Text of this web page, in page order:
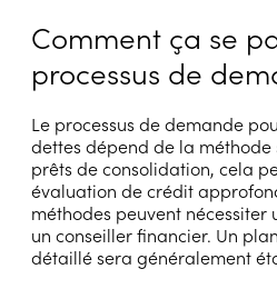
Comment ça se
processus de
Le processus de demande
dettes dépend de la méthode
prêts de consolidation, cela
évaluation de crédit
méthodes peuvent nécessiter
un conseiller financier. Un
détaillé sera généralement